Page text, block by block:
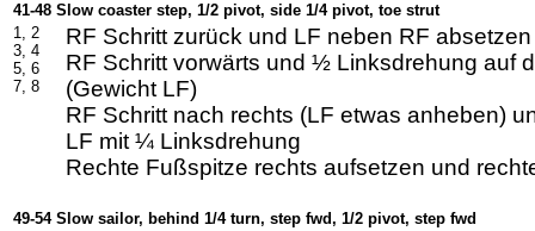
41-48 Slow coaster step, 1/2 pivot, side 1/4 pivot, toe strut
1, 2
3, 4
5, 6
7, 8
RF Schritt zurück und LF neben RF absetzen
RF Schritt vorwärts und ½ Linksdrehung auf
(Gewicht LF)
RF Schritt nach rechts (LF etwas anheben)
LF mit ¼ Linksdrehung
Rechte Fußspitze rechts aufsetzen und
49-54 Slow sailor, behind 1/4 turn, step fwd, 1/2 pivot, step fwd